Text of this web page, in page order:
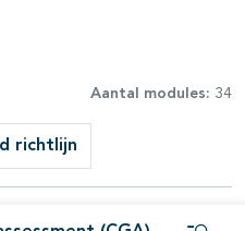
Aantal modules: 34
richtlijn